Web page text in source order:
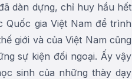
dàn dựng, chỉ huy hầu hết
gia Việt Nam để trình
giới và của Việt Nam cũng
sự kiện đối ngoại. Ấy vậy
sinh của những thày dạy